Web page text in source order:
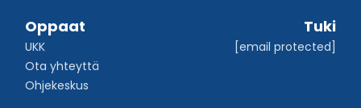
Oppaat
UKK
Ota yhteyttä
Ohjekeskus
Tuki
[email protected]